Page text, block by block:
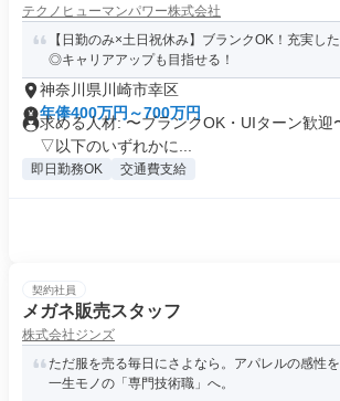
テクノヒューマンパワー株式会社
【日勤のみ×土日祝休み】ブランクOK！充実し
◎キャリアアップも目指せる！
神奈川県川崎市幸区
年俸400万円～700万円
求める人材: 〜ブランクOK・UIターン歓迎
▽以下のいずれかに...
即日勤務OK 交通費支給
契約社員
メガネ販売スタッフ
株式会社ジンズ
ただ服を売る毎日にさよなら。アパレルの感性
一生モノの「専門技術職」へ。